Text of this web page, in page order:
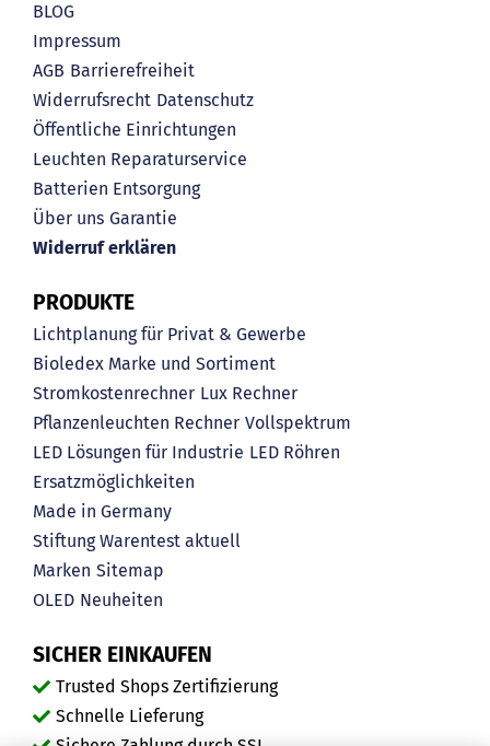
BLOG
Impressum
AGB Barrierefreiheit
Widerrufsrecht Datenschutz
Öffentliche Einrichtungen
Leuchten Reparaturservice
Batterien Entsorgung
Über uns Garantie
Widerruf erklären
PRODUKTE
Lichtplanung für Privat & Gewerbe
Bioledex Marke und Sortiment
Stromkostenrechner Lux Rechner
Pflanzenleuchten Rechner Vollspektrum
LED Lösungen für Industrie LED Röhren
Ersatzmöglichkeiten
Made in Germany
Stiftung Warentest aktuell
Marken Sitemap
OLED Neuheiten
SICHER EINKAUFEN
Trusted Shops Zertifizierung
Schnelle Lieferung